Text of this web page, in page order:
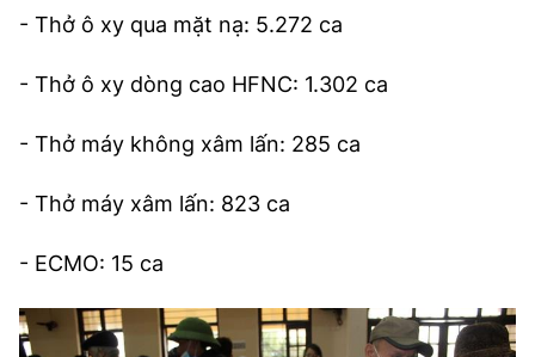
- Thở ô xy qua mặt nạ: 5.272 ca
- Thở ô xy dòng cao HFNC: 1.302 ca
- Thở máy không xâm lấn: 285 ca
- Thở máy xâm lấn: 823 ca
- ECMO: 15 ca